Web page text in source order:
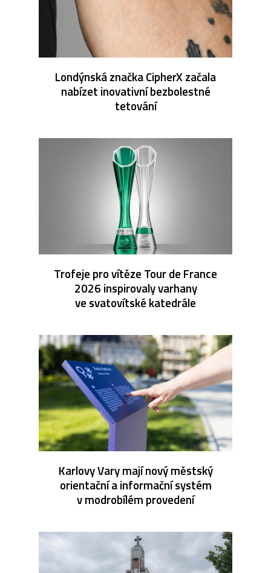
Londýnská značka CipherX začala
nabízet inovativní bezbolestné
tetování
Trofeje pro vítěze Tour de France
2026 inspirovaly varhany
ve svatovítské katedrále
Karlovy Vary mají nový městský
orientační a informační systém
v modrobílém provedení